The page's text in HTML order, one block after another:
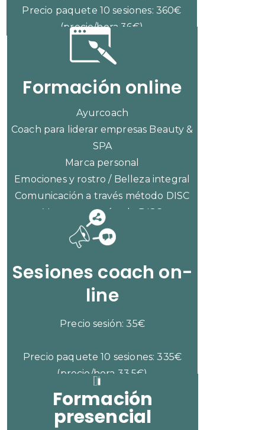
Precio paquete 10 sesiones: 360€
(precio/hora 36€)
Formación online
Ayurcoach
Coach para liderar empresas Beauty &
SPA
Marca personal
Emociones y rostro / Belleza integral
Comunicación a través método DISC
Ventas con método DISC
CONSULTAR PRECIOS
Sesiones coach on-
line
Precio sesión: 35€
Precio paquete 10 sesiones: 335€
(precio/hora 33,5€)
Formación
presencial